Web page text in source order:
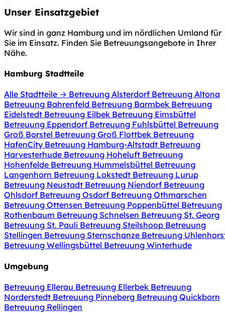
Unser Einsatzgebiet
Wir sind in ganz Hamburg und im nördlichen Umland für
Sie im Einsatz. Finden Sie Betreuungsangebote in Ihrer
Nähe.
Hamburg Stadtteile
Alle Stadtteile → Betreuung Alsterdorf Betreuung Altona
Betreuung Bahrenfeld Betreuung Barmbek Betreuung
Eidelstedt Betreuung Eilbek Betreuung Eimsbüttel
Betreuung Eppendorf Betreuung Fuhlsbüttel Betreuung
Groß Borstel Betreuung Groß Flottbek Betreuung
HafenCity Betreuung Hamburg-Altstadt Betreuung
Harvesterhude Betreuung Hoheluft Betreuung
Hohenfelde Betreuung Hummelsbüttel Betreuung
Langenhorn Betreuung Lokstedt Betreuung Lurup
Betreuung Neustadt Betreuung Niendorf Betreuung
Ohlsdorf Betreuung Osdorf Betreuung Othmarschen
Betreuung Ottensen Betreuung Poppenbüttel Betreuung
Rothenbaum Betreuung Schnelsen Betreuung St. Georg
Betreuung St. Pauli Betreuung Steilshoop Betreuung
Stellingen Betreuung Sternschanze Betreuung
Betreuung Wellingsbüttel Betreuung Winterhude
Umgebung
Betreuung Ellerau Betreuung Ellerbek Betreuung
Norderstedt Betreuung Pinneberg Betreuung Quickborn
Betreuung Rellingen